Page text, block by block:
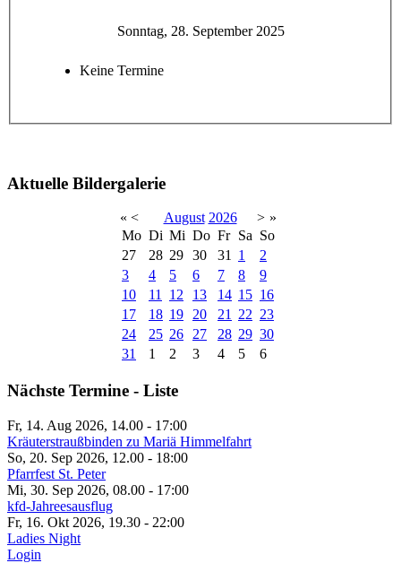
Sonntag, 28. September 2025
Keine Termine
Aktuelle Bildergalerie
« < August 2026 > »
Mo Di Mi Do Fr Sa So
27
28 29 30 31 1
2
3
4 5 6 7 8
9
10
11 12 13 14 15 16
17
18 19 20 21 22 23
24
25 26 27 28 29 30
31
1 2 3 4 5 6
Nächste Termine - Liste
Fr, 14. Aug 2026, 14.00 - 17:00
Kräuterstraußbinden zu Mariä Himmelfahrt
So, 20. Sep 2026, 12.00 - 18:00
Pfarrfest St. Peter
Mi, 30. Sep 2026, 08.00 - 17:00
kfd-Jahreesausflug
Fr, 16. Okt 2026, 19.30 - 22:00
Ladies Night
Login